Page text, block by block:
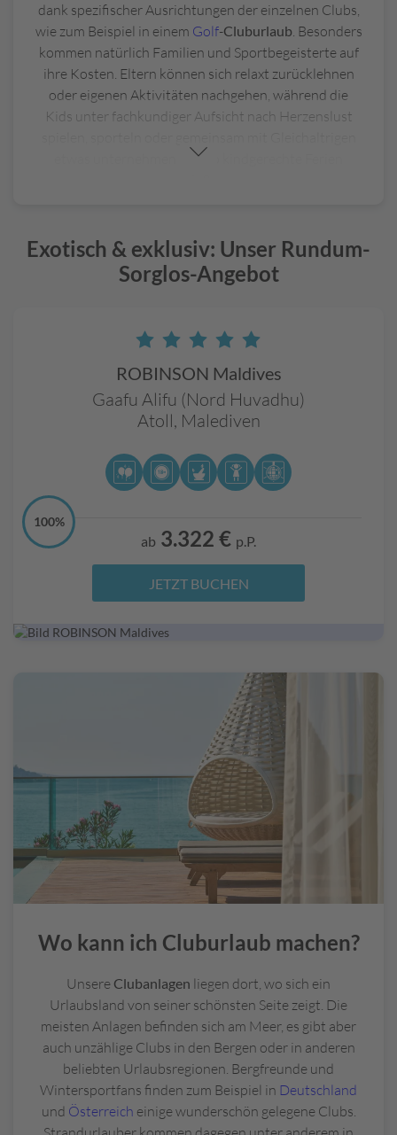
dank spezifischer Ausrichtungen der einzelnen Clubs,
wie zum Beispiel in einem Golf-Cluburlaub. Besonders
kommen natürlich Familien und Sportbegeisterte auf
ihre Kosten. Eltern können sich relaxt zurücklehnen
oder eigenen Aktivitäten nachgehen, während die
Kids unter fachkundiger Aufsicht nach Herzenslust
etwas unternehmen und so kindgerechte Ferien
Lieblingssportart nachzugehen ‒ oder unter
Profianleitung eine neue auszuprobieren.
spezialisierten Clubs inÖsterreich
anderen Zweirad-Fans auszupowern!
Erholungssuchende können hingegen im
Wellnessbereich die Seele baumeln lassen. Auch wer
Cluburlaubbleibt niemand lange allein. Dabei kann
jeder selbst entscheiden, wie viel gemeinsame Zeit er
mit anderen Gästen verbringen möchte.
Sport- und Freizeitangebote
individuell gewünschten Maße zur Verfügung, von der
einzelnen Tennisstunde bis hin zur Nonstop-
Betreuung. So bieten unsere modernen Clubs
Exotisch & exklusiv: Unser Rundum-
Sorglos-Angebot
ROBINSON Maldives
Gaafu Alifu (Nord Huvadhu)
Atoll, Malediven
ab 3.322 € p.P.
JETZT BUCHEN
100%
Wo kann ich Cluburlaub machen?
Unsere Clubanlagen liegen dort, wo sich ein
Urlaubsland von seiner schönsten Seite zeigt. Die
meisten Anlagen befinden sich am Meer, es gibt aber
auch unzählige Clubs in den Bergen oder in anderen
beliebten Urlaubsregionen. Bergfreunde und
Wintersportfans finden zum Beispiel in Deutschland
und Österreich einige wunderschön gelegene Clubs.